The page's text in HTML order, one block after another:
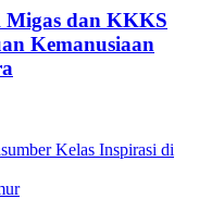
Migas dan KKKS
Kemanusiaan